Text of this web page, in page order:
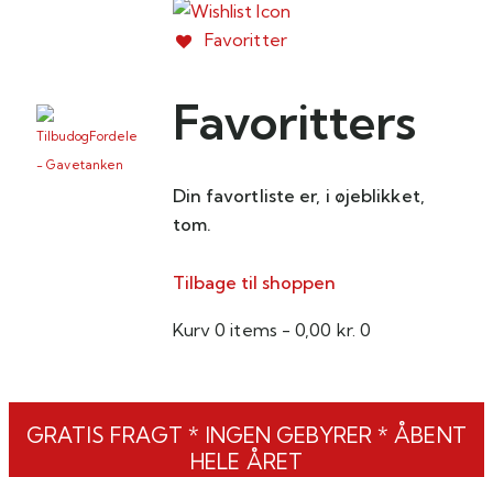
Favoritter
Favoritters
Din favortliste er, i øjeblikket,
tom.
Tilbage til shoppen
Kurv 0 items - 0,00 kr. 0
GRATIS FRAGT * INGEN GEBYRER * ÅBENT
HELE ÅRET